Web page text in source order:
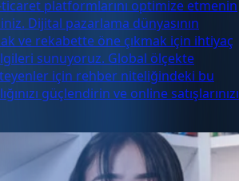
ticaret platformlarını optimize etmenin
Dijital pazarlama dünyasının
ve rekabette öne çıkmak için ihtiyaç
sunuyoruz. Global ölçekte
için rehber niteliğindeki bu
güçlendirin ve online satışlarınızı